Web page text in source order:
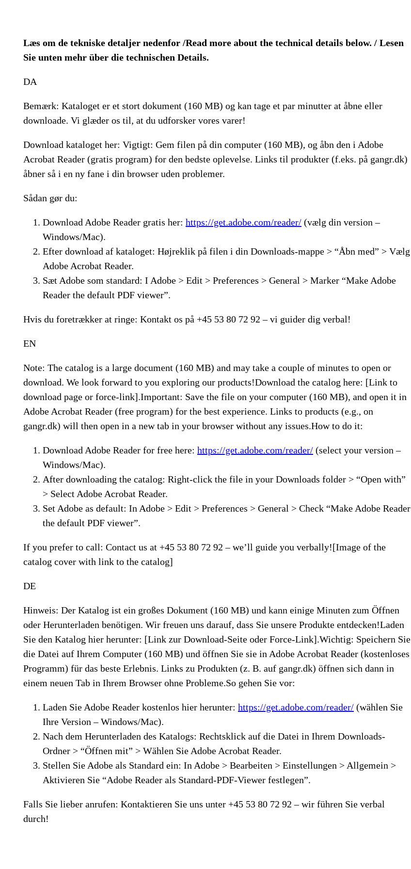
Læs om de tekniske detaljer nedenfor /Read more about the technical details below. / Lesen
Sie unten mehr über die technischen Details.
DA
Bemærk: Kataloget er et stort dokument (160 MB) og kan tage et par minutter at åbne eller
downloade. Vi glæder os til, at du udforsker vores varer!
Download kataloget her: Vigtigt: Gem filen på din computer (160 MB), og åbn den i Adobe
Acrobat Reader (gratis program) for den bedste oplevelse. Links til produkter (f.eks. på gangr.dk)
åbner så i en ny fane i din browser uden problemer.
Sådan gør du:
Download Adobe Reader gratis her: https://get.adobe.com/reader/ (vælg din version –
Windows/Mac).
Efter download af kataloget: Højreklik på filen i din Downloads-mappe > “Åbn med” > Vælg
Adobe Acrobat Reader.
Sæt Adobe som standard: I Adobe > Edit > Preferences > General > Marker “Make Adobe
Reader the default PDF viewer”.
Hvis du foretrækker at ringe: Kontakt os på +45 53 80 72 92 – vi guider dig verbal!
EN
Note: The catalog is a large document (160 MB) and may take a couple of minutes to open or
download. We look forward to you exploring our products!Download the catalog here: [Link to
download page or force-link].Important: Save the file on your computer (160 MB), and open it in
Adobe Acrobat Reader (free program) for the best experience. Links to products (e.g., on
gangr.dk) will then open in a new tab in your browser without any issues.How to do it:
Download Adobe Reader for free here: https://get.adobe.com/reader/ (select your version –
Windows/Mac).
After downloading the catalog: Right-click the file in your Downloads folder > “Open with”
> Select Adobe Acrobat Reader.
Set Adobe as default: In Adobe > Edit > Preferences > General > Check “Make Adobe Reader
the default PDF viewer”.
If you prefer to call: Contact us at +45 53 80 72 92 – we’ll guide you verbally![Image of the
catalog cover with link to the catalog]
DE
Hinweis: Der Katalog ist ein großes Dokument (160 MB) und kann einige Minuten zum Öffnen
oder Herunterladen benötigen. Wir freuen uns darauf, dass Sie unsere Produkte entdecken!Laden
Sie den Katalog hier herunter: [Link zur Download-Seite oder Force-Link].Wichtig: Speichern Sie
die Datei auf Ihrem Computer (160 MB) und öffnen Sie sie in Adobe Acrobat Reader (kostenloses
Programm) für das beste Erlebnis. Links zu Produkten (z. B. auf gangr.dk) öffnen sich dann in
einem neuen Tab in Ihrem Browser ohne Probleme.So gehen Sie vor:
Laden Sie Adobe Reader kostenlos hier herunter: https://get.adobe.com/reader/ (wählen Sie
Ihre Version – Windows/Mac).
Nach dem Herunterladen des Katalogs: Rechtsklick auf die Datei in Ihrem Downloads-
Ordner > “Öffnen mit” > Wählen Sie Adobe Acrobat Reader.
Stellen Sie Adobe als Standard ein: In Adobe > Bearbeiten > Einstellungen > Allgemein >
Aktivieren Sie “Adobe Reader als Standard-PDF-Viewer festlegen”.
Falls Sie lieber anrufen: Kontaktieren Sie uns unter +45 53 80 72 92 – wir führen Sie verbal
durch!